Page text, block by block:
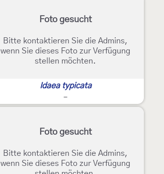
Foto gesucht
Bitte kontaktieren Sie die Admins,
wenn Sie dieses Foto zur Verfügung
stellen möchten.
Idaea typicata
-
Foto gesucht
Bitte kontaktieren Sie die Admins,
wenn Sie dieses Foto zur Verfügung